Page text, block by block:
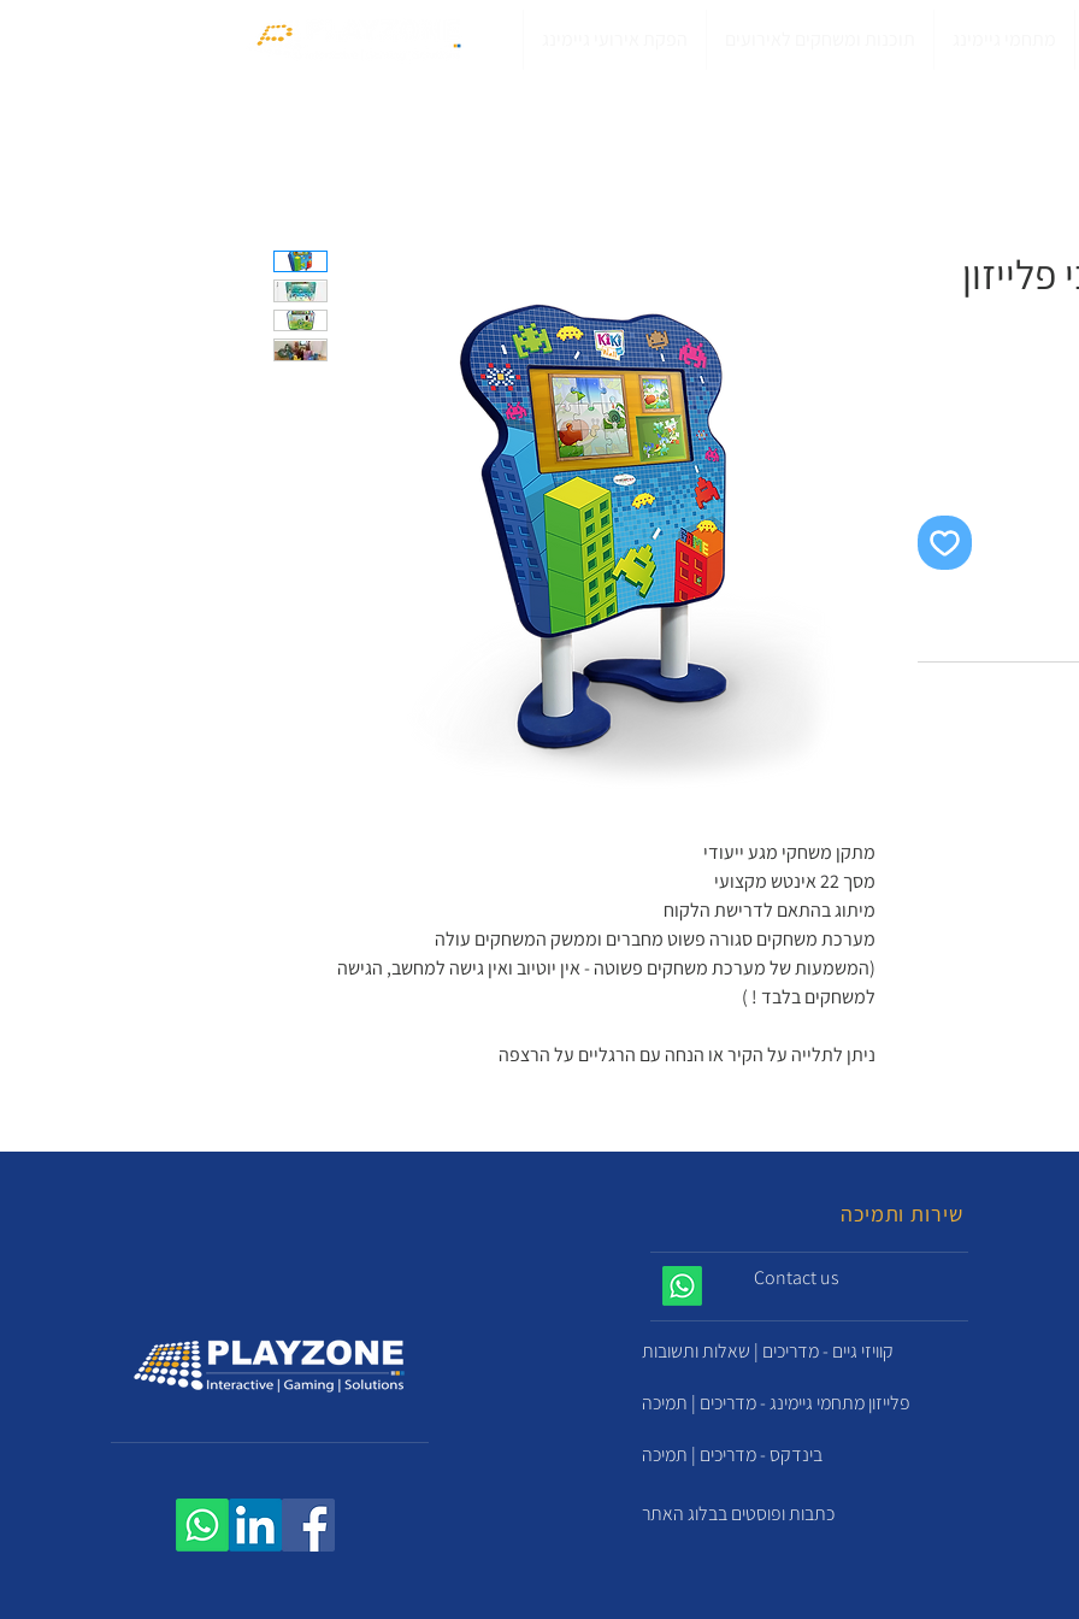
מתקן משחקי מגע ייעודי
מסך 22 אינטש מקצועי
מיתוג בהתאם לדרישת הלקוח
מערכת משחקים סגורה פשוט מחברים וממשק המשחקים עולה
(המשמעות של מערכת משחקים פשוטה - אין יוטיוב ואין גישה למחשב, הגישה
למשחקים בלבד ! )
ניתן לתלייה על הקיר או הנחה עם הרגליים על הרצפה
שירות ותמיכה
Contact us
קוויזי גיים - מדריכים | שאלות ותשובות
פלייזון מתחמי גיימינג - מדריכים | תמיכה
בינדקס - מדריכים | תמיכה
כתבות ופוסטים בבלוג האתר